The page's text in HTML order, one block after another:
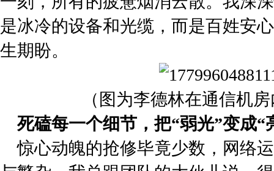
是冰冷的设备和光缆，而是百姓安
生期盼。
（图为李德林在通信机
死磕每一个细节，把“弱光”变成“
惊心动魄的抢修毕竟少数，网络